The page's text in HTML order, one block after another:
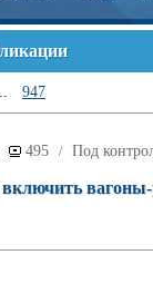
947
495 / Под
вагоны-